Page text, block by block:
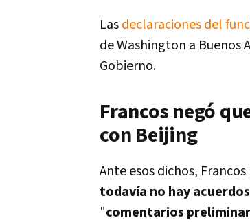
Lasdeclaraciones del
de Washington a Buenos
Gobierno.
Francos negó
con Beijing
Ante esos dichos,
todavía no hay
"comentarios